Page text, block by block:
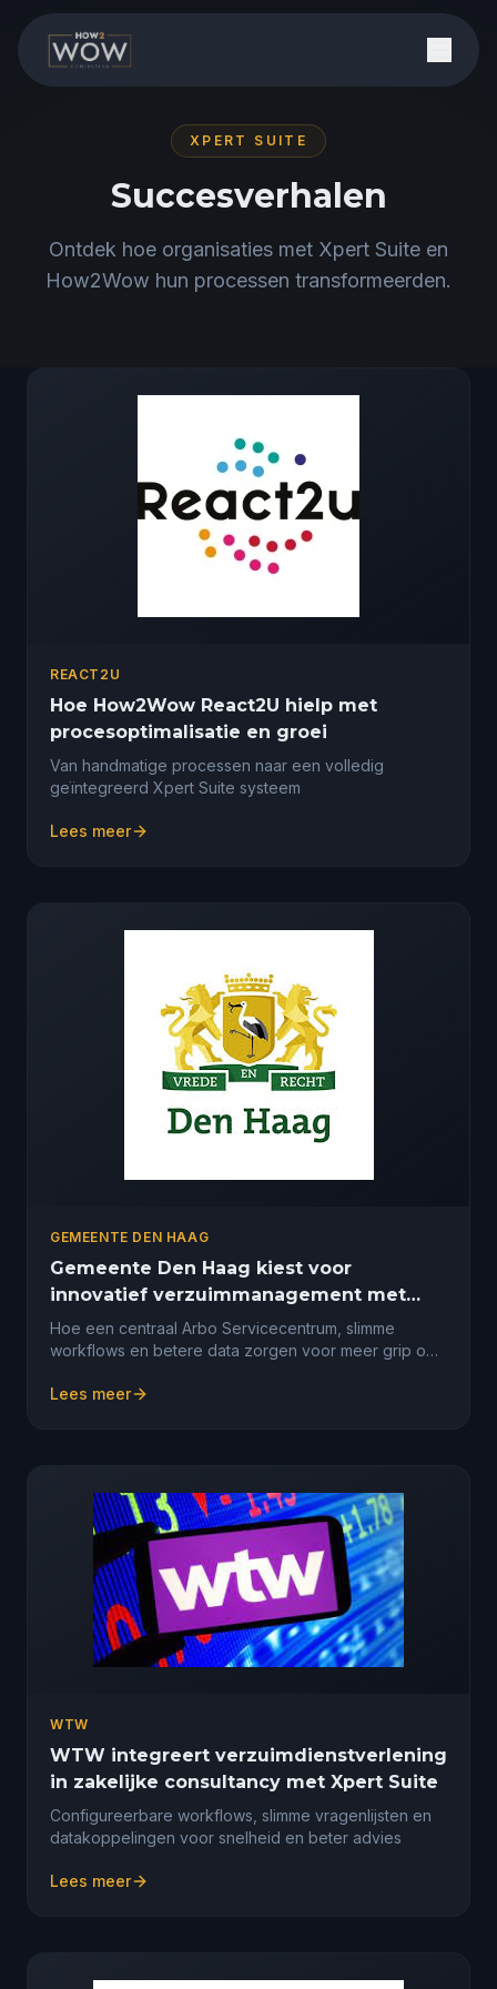
XPERT SUITE
Succesverhalen
Ontdek hoe organisaties met Xpert Suite en
How2Wow hun processen transformeerden.
REACT2U
Hoe How2Wow React2U hielp met
procesoptimalisatie en groei
Van handmatige processen naar een volledig
geïntegreerd Xpert Suite systeem
Lees meer
GEMEENTE DEN HAAG
Gemeente Den Haag kiest voor
innovatief verzuimmanagement met
Xpert Suite
Hoe een centraal Arbo Servicecentrum, slimme
workflows en betere data zorgen voor meer grip op
Lees meer
WTW
WTW integreert verzuimdienstverlening
in zakelijke consultancy met Xpert Suite
Configureerbare workflows, slimme vragenlijsten en
datakoppelingen voor snelheid en beter advies
Lees meer